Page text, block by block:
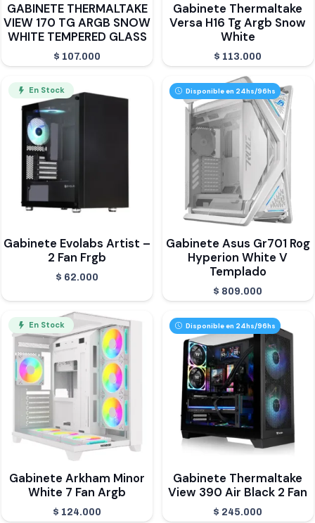
GABINETE THERMALTAKE
VIEW 170 TG ARGB SNOW
WHITE TEMPERED GLASS
$ 107.000
Gabinete Thermaltake
Versa H16 Tg Argb Snow
White
$ 113.000
En Stock
Gabinete Evolabs Artist –
2 Fan Frgb
$ 62.000
Disponible en 24hs/96hs
Gabinete Asus Gr701 Rog
Hyperion White V
Templado
$ 809.000
En Stock
Gabinete Arkham Minor
White 7 Fan Argb
$ 124.000
Disponible en 24hs/96hs
Gabinete Thermaltake
View 390 Air Black 2 Fan
$ 245.000